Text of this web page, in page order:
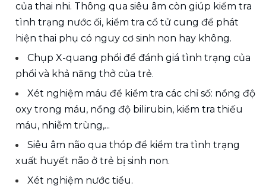
của thai nhi. Thông qua siêu âm còn giúp kiểm tra
tình trạng nước ối, kiểm tra cổ tử cung để phát
hiện thai phụ có nguy cơ sinh non hay không.
Chụp X-quang phổi để đánh giá tình trạng của
phổi và khả năng thở của trẻ.
Xét nghiệm máu để kiểm tra các chỉ số: nồng độ
oxy trong máu, nồng độ bilirubin, kiểm tra thiếu
máu, nhiễm trùng,...
Siêu âm não qua thóp để kiểm tra tình trạng
xuất huyết não ở trẻ bị sinh non.
Xét nghiệm nước tiểu.